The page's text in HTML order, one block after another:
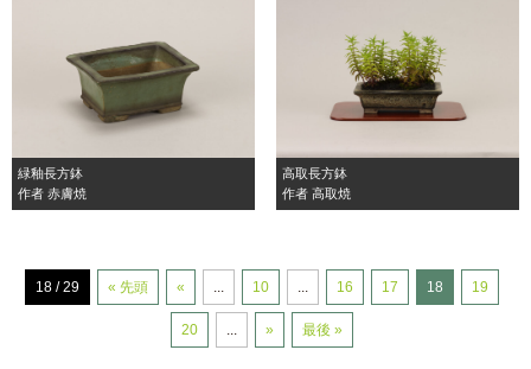
緑釉長方鉢
作者 赤膚焼
高取長方鉢
作者 高取焼
18 / 29 « 先頭 « 10 16 17 18 19
20 » 最後 »